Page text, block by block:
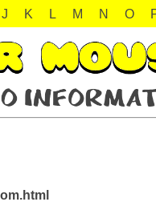
J K L M N O